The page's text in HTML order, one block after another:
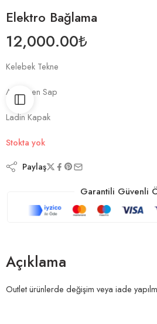
Elektro Bağlama
12,000.00₺
Kelebek Tekne
Akgürgen Sap
Ladin Kapak
Stokta yok
Paylaş
Garantili Güvenli
Açıklama
Outlet ürünlerde değişim veya iade